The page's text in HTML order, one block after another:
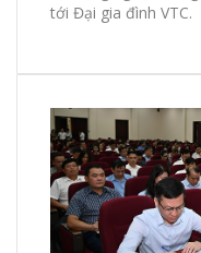
tới Đại gia đình VTC.